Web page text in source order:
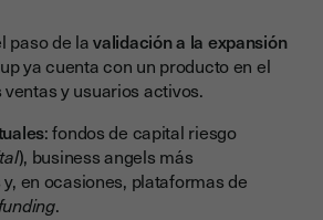
paso de lavalidación a la expansión
ya cuenta con un producto en el
y usuarios activos.
: fondos de capital riesgo
), business angels más
en ocasiones, plataformas de
.